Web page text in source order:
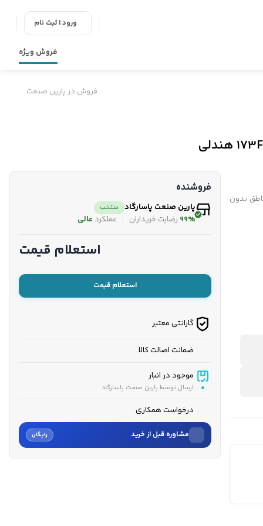
ورود | ثبت نام
فروش ویژه
فروش در پارین صنعت
بدون
فروشنده
پارین صنعت پاسارگاد منتخب
99% رضایت خریداران عملکرد عالی
استعلام قیمت
استعلام قیمت
گارانتی معتبر
ضمانت اصالت کالا
موجود در انبار
ارسال توسط پارین صنعت پاسارگاد
درخواست همکاری
مشاوره قبل از خرید رایگان
نام